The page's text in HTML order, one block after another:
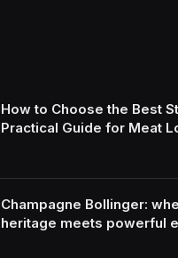
How to Choose the Best
Practical Guide for Meat
Champagne Bollinger:
heritage meets powerful